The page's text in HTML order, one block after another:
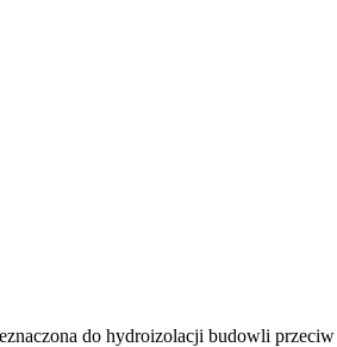
do hydroizolacji budowli